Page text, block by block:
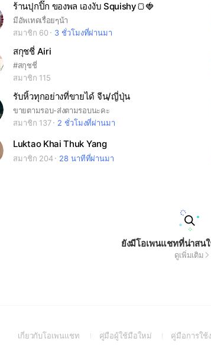
ร้านปุกปิ๊ก ของพล เองงับ Squishy🍞🍓
มีอัพเทดเรื่อยๆน้า
สมาชิก 60
3 ชั่วโมงที่ผ่านมา
สกุชชี่ Airi
#สกุชชี่
สมาชิก 115
รับหิ้วทุกอย่างที่ขายได้ จีน/ญี่ปุ่น
ขายตามรอบ-ส่งตามรอบนะคะ
สมาชิก 137
2 ชั่วโมงที่ผ่านมา
Luktao Khai Thuk Yang
สมาชิก 204 28 นาทีที่ผ่านมา
ยังมีโอเพนแชทที่น่าสน
ดูเพิ่มเติม
เกี่ยวกับโอเพนแชท
(Openคู่มือผู้ใช้มือใหม่
(Openคู่มือการใช้